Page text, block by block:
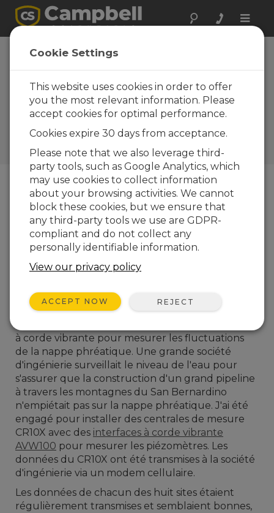
Toggle
Comment obtenir des
mesures de cordes vibrantes
dans des environnements à
fort bruit électromagnétique
parTimothy Jeppsen| Mis à jour le : 10/07/2020 |
Commentaires : 0
Blog Menu
à corde vibrante pour mesurer les fluctuations
de la nappe phréatique. Une grande société
d'ingénierie surveillait le niveau de l'eau pour
s'assurer que la construction d'un grand pipeline
à travers les montagnes du San Bernardino
n'empiétait pas sur la nappe phréatique. J'ai été
engagé pour installer des centrales de mesure
CR10X avec des interfaces à corde vibrante
AVW100 pour mesurer les piézomètres. Les
données du CR10X ont été transmises à la société
d'ingénierie via un modem cellulaire.
Les données de chacun des huit sites étaient
régulièrement transmises et semblaient bonnes,
Cookie Settings
This website uses cookies in order to offer
you the most relevant information. Please
accept cookies for optimal performance.
Cookies expire 30 days from acceptance.
Please note that we also leverage third-
party tools, such as Google Analytics, which
may use cookies to collect information
about your browsing activities. We cannot
block these cookies, but we ensure that
any third-party tools we use are GDPR-
compliant and do not collect any
personally identifiable information.
View our privacy policy
ACCEPT NOW REJECT